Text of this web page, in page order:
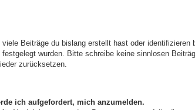
Beiträge du bislang erstellt hast oder
wurden. Bitte schreibe keine sinnlosen
zurücksetzen.
ich aufgefordert, mich anzumelden.